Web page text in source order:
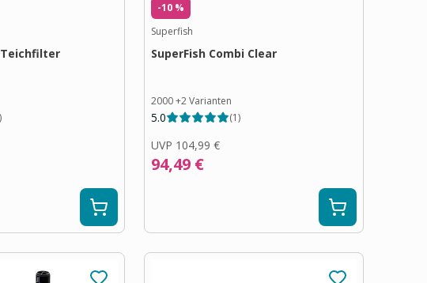
Teichfilter
)
-10 %
Superfish
SuperFish Combi Clear
2000+2Varianten
5.0 (1)
UVP 104,99 €
94,49 €